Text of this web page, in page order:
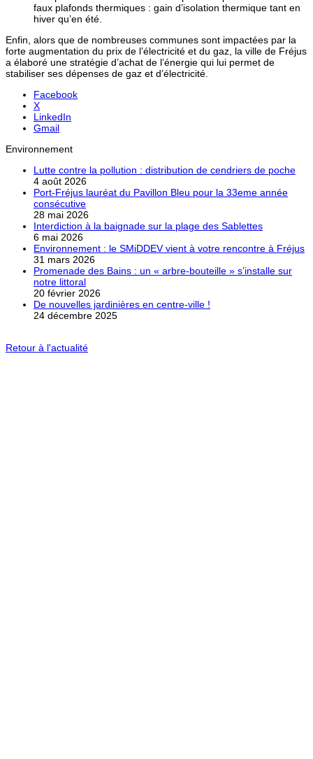
faux plafonds thermiques : gain d’isolation thermique tant en
hiver qu’en été.
Enfin, alors que de nombreuses communes sont impactées par la
forte augmentation du prix de l’électricité et du gaz, la ville de Fréjus
a élaboré une stratégie d’achat de l’énergie qui lui permet de
stabiliser ses dépenses de gaz et d’électricité.
Facebook
X
LinkedIn
Gmail
Environnement
Lutte contre la pollution : distribution de cendriers de poche
4 août 2026
Port-Fréjus lauréat du Pavillon Bleu pour la 33eme année
consécutive
28 mai 2026
Interdiction à la baignade sur la plage des Sablettes
6 mai 2026
Environnement : le SMiDDEV vient à votre rencontre à Fréjus
31 mars 2026
Promenade des Bains : un « arbre-bouteille » s’installe sur
notre littoral
20 février 2026
De nouvelles jardinières en centre-ville !
24 décembre 2025
Retour à l'actualité